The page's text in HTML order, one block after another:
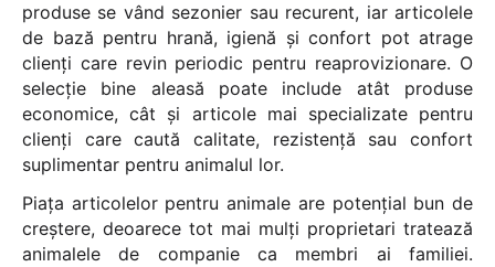
produse se vând sezonier sau recurent, iar articolele
de bază pentru hrană, igienă și confort pot atrage
clienți care revin periodic pentru reaprovizionare. O
selecție bine aleasă poate include atât produse
economice, cât și articole mai specializate pentru
clienți care caută calitate, rezistență sau confort
suplimentar pentru animalul lor.
Piața articolelor pentru animale are potențial bun de
creștere, deoarece tot mai mulți proprietari tratează
animalele de companie ca membri ai familiei.